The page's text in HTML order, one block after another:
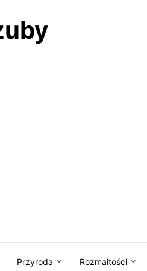
Przyroda Rozmaitości